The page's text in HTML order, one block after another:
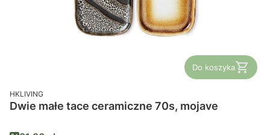
Do koszyka
PRODUCENT
HKLIVING
Dwie małe tace ceramiczne 70s, mojave